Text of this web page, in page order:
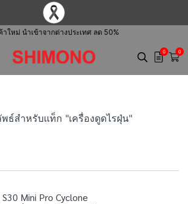
าใหม่ นำเข้าจากต่างประเทศ ลด 50%
0 0
ธ์สำหรับแท็ก "เครื่องดูดไรฝุ่น"
Mini Pro Cyclone